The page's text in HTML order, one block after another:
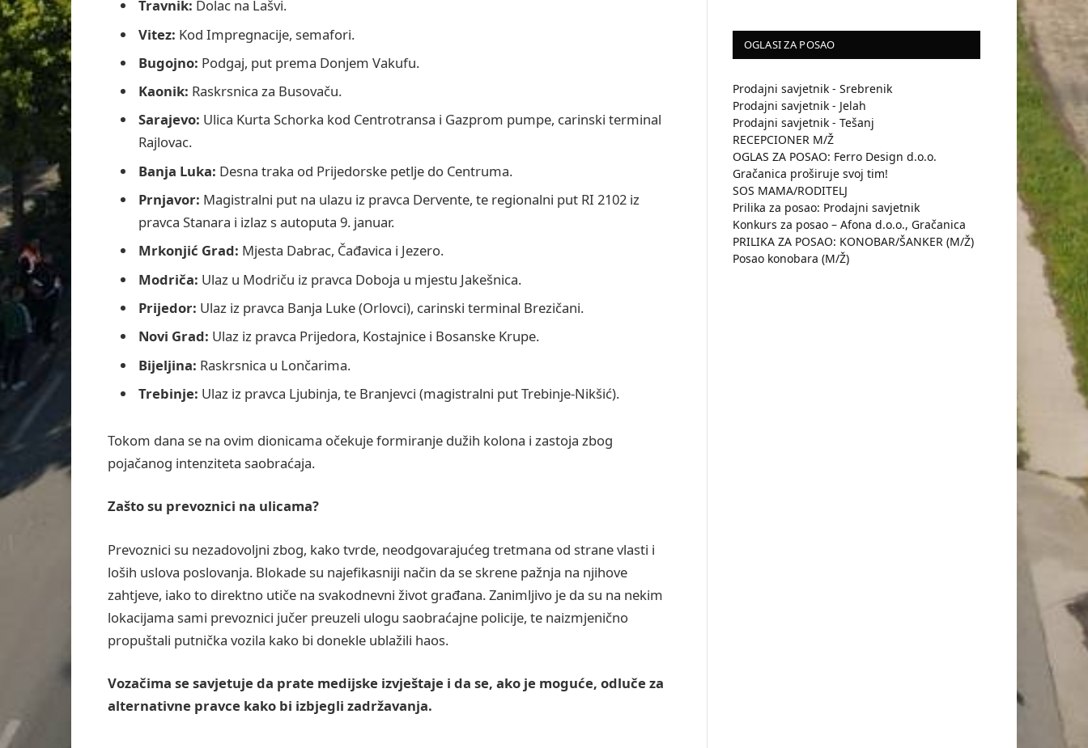
Travnik: Dolac na Lašvi.
Vitez: Kod Impregnacije, semafori.
Bugojno: Podgaj, put prema Donjem Vakufu.
Kaonik: Raskrsnica za Busovaču.
Sarajevo: Ulica Kurta Schorka kod Centrotransa i Gazprom pumpe, carinski terminal
Rajlovac.
Banja Luka: Desna traka od Prijedorske petlje do Centruma.
Prnjavor: Magistralni put na ulazu iz pravca Dervente, te regionalni put RI 2102 iz
pravca Stanara i izlaz s autoputa 9. januar.
Mrkonjić Grad: Mjesta Dabrac, Čađavica i Jezero.
Modriča: Ulaz u Modriču iz pravca Doboja u mjestu Jakešnica.
Prijedor: Ulaz iz pravca Banja Luke (Orlovci), carinski terminal Brezičani.
Novi Grad: Ulaz iz pravca Prijedora, Kostajnice i Bosanske Krupe.
Bijeljina: Raskrsnica u Lončarima.
Trebinje: Ulaz iz pravca Ljubinja, te Branjevci (magistralni put Trebinje-Nikšić).
Tokom dana se na ovim dionicama očekuje formiranje dužih kolona i zastoja zbog
pojačanog intenziteta saobraćaja.
Zašto su prevoznici na ulicama?
Prevoznici su nezadovoljni zbog, kako tvrde, neodgovarajućeg tretmana od strane vlasti i
loših uslova poslovanja. Blokade su najefikasniji način da se skrene pažnja na njihove
zahtjeve, iako to direktno utiče na svakodnevni život građana. Zanimljivo je da su na nekim
lokacijama sami prevoznici jučer preuzeli ulogu saobraćajne policije, te naizmjenično
propuštali putnička vozila kako bi donekle ublažili haos.
Vozačima se savjetuje da prate medijske izvještaje i da se, ako je moguće, odluče za
alternativne pravce kako bi izbjegli zadržavanja.
OGLASI ZA POSAO
Prodajni savjetnik - Srebrenik
Prodajni savjetnik - Jelah
Prodajni savjetnik - Tešanj
RECEPCIONER M/Ž
OGLAS ZA POSAO: Ferro Design d.o.o.
Gračanica proširuje svoj tim!
SOS MAMA/RODITELJ
Prilika za posao: Prodajni savjetnik
Konkurs za posao – Afona d.o.o., Gračanica
PRILIKA ZA POSAO: KONOBAR/ŠANKER (M/Ž)
Posao konobara (M/Ž)